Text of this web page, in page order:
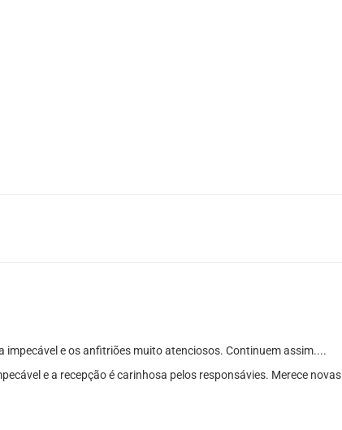
impecável e os anfitriões muito atenciosos. Continuem assim....
e a recepção é carinhosa pelos responsávies. Merece novas